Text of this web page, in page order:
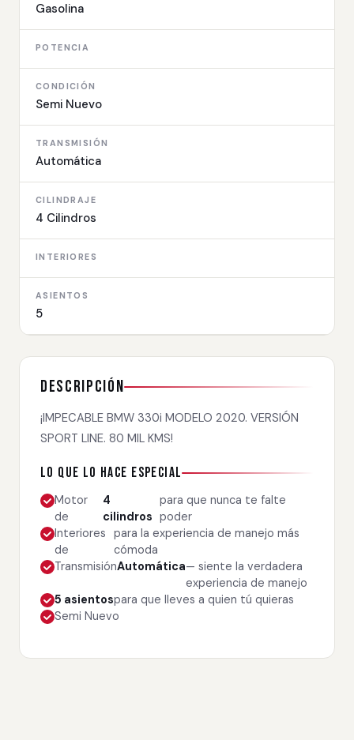
Gasolina
POTENCIA
CONDICIÓN
Semi Nuevo
TRANSMISIÓN
Automática
CILINDRAJE
4 Cilindros
INTERIORES
ASIENTOS
5
Descripción
¡IMPECABLE BMW 330i MODELO 2020. VERSIÓN
SPORT LINE. 80 MIL KMS!
Lo que lo hace especial
Motor
de
4
cilindros
para que nunca te falte
poder
Interiores
de
para la experiencia de manejo más
cómoda
TransmisiónAutomática— siente la verdadera
experiencia de manejo
5 asientospara que lleves a quien tú quieras
Semi Nuevo